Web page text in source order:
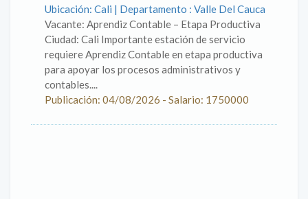
Ubicación: Cali | Departamento : Valle Del Cauca
Vacante: Aprendiz Contable – Etapa Productiva
Ciudad: Cali Importante estación de servicio
requiere Aprendiz Contable en etapa productiva
para apoyar los procesos administrativos y
contables....
Publicación: 04/08/2026 - Salario: 1750000